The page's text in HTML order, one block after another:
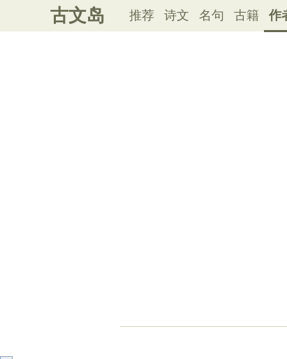
古文岛 推荐 诗文 名句 古籍 作